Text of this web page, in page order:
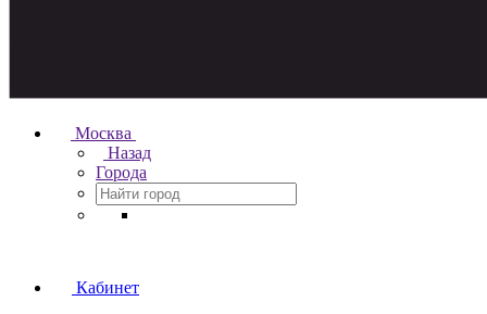
Москва
Назад
Города
Кабинет